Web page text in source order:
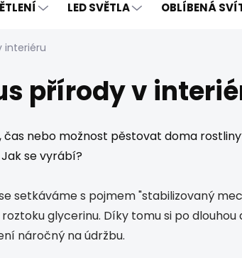
LED SVĚTLA OBLÍBENÁ
interiéru
přírody v
nebo možnost pěstovat doma
se vyrábí?
setkáváme s pojmem "stabilizovaný
glycerinu. Díky tomu si po
náročný na údržbu.